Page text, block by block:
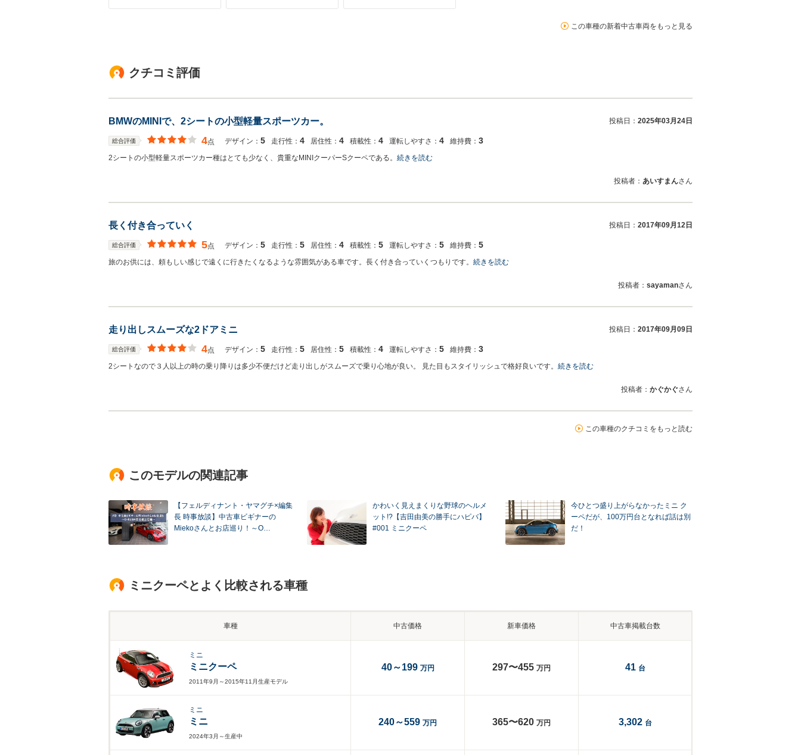
この車種の新着中古車両をもっと見る
クチコミ評価
BMWのMINIで、2シートの小型軽量スポーツカー。 投稿日： 2025年03月24日
総合評価 4点 デザイン： 5 走行性： 4 居住性： 4 積載性： 4 運転しやすさ： 4 維持費： 3
2シートの小型軽量スポーツカー種はとても少なく、貴重なMINIクーパーSクーペである。 続きを読む
投稿者： あいすまんさん
長く付き合っていく 投稿日： 2017年09月12日
総合評価 5点 デザイン： 5 走行性： 5 居住性： 4 積載性： 5 運転しやすさ： 5 維持費： 5
旅のお供には、頼もしい感じで遠くに行きたくなるような雰囲気がある車です。長く付き合っていくつもりです。 続きを読む
投稿者： sayamanさん
走り出しスムーズな2ドアミニ 投稿日： 2017年09月09日
総合評価 4点 デザイン： 5 走行性： 5 居住性： 5 積載性： 4 運転しやすさ： 5 維持費： 3
2シートなので３人以上の時の乗り降りは多少不便だけど走り出しがスムーズで乗り心地が良い。 見た目もスタイリッシュで格好良いです。 続きを読む
投稿者： かぐかぐさん
この車種のクチコミをもっと読む
このモデルの関連記事
【フェルディナント・ヤマグチ×編集
長 時事放談】中古車ビギナーの
Miekoさんとお店巡り！～O…
かわいく見えまくりな野球のヘルメ
ット!?【吉田由美の勝手にハピバ】
#001 ミニクーペ
今ひとつ盛り上がらなかったミニ ク
ーペだが、100万円台となれば話は別
だ！
ミニクーペとよく比較される車種
車種 中古価格 新車価格 中古車掲載台数
ミニ
ミニクーペ
2011年9月～2015年11月生産モデル
40～199 万円 297〜455 万円 41 台
ミニ
ミニ
2024年3月～生産中
240～559 万円 365〜620 万円 3,302 台